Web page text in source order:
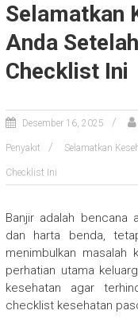
Selamatkan
Anda
Checklist Ini
Desember 16, 2025
Penyakit Selamatkan
Checklist Ini
Banjir adalah bencana
dan harta benda,
menimbulkan masalah
perhatian utama
kesehatan agar
checklist kesehatan